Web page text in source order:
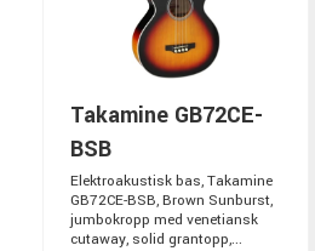
Takamine GB72CE-
BSB
Elektroakustisk bas, Takamine
GB72CE-BSB, Brown Sunburst,
jumbokropp med venetiansk
cutaway, solid grantopp,...